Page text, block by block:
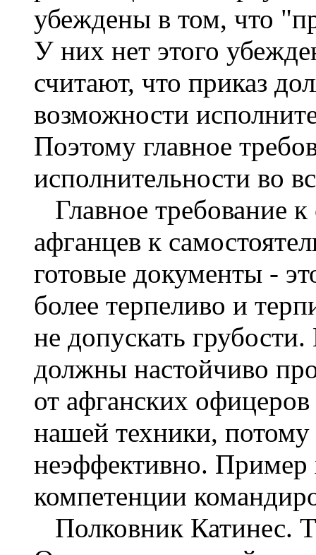
убеждены в том, что
У них нет этого
считают, что приказ
возможности
Поэтому главное
исполнительности во
Главное требование к
афганцев к
готовые документы -
более терпеливо и
не допускать
должны настойчиво
от афганских
нашей техники, потому
неэффективно. Пример
компетенции
Полковник Катинес.